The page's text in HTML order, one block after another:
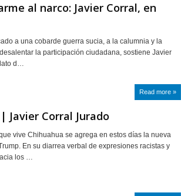
al narco: Javier Corral, en
a una cobarde guerra sucia, a la calumnia y la
la participación ciudadana, sostiene Javier
d…
Read more »
Javier Corral Jurado
vive Chihuahua se agrega en estos días la nueva
En su diarrea verbal de expresiones racistas y
los …